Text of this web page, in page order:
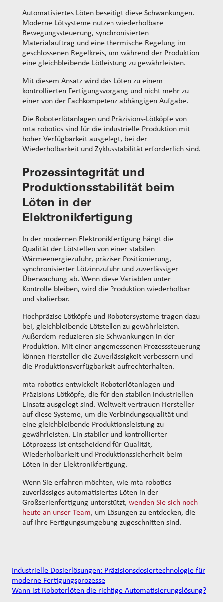
Automatisiertes Löten beseitigt diese Schwankungen.
Moderne Lötsysteme nutzen wiederholbare
Bewegungssteuerung, synchronisierten
Materialauftrag und eine thermische Regelung im
geschlossenen Regelkreis, um während der Produktion
eine gleichbleibende Lötleistung zu gewährleisten.
Mit diesem Ansatz wird das Löten zu einem
kontrollierten Fertigungsvorgang und nicht mehr zu
einer von der Fachkompetenz abhängigen Aufgabe.
Die Roboterlötanlagen und Präzisions-Lötköpfe von
mta robotics sind für die industrielle Produktion mit
hoher Verfügbarkeit ausgelegt, bei der
Wiederholbarkeit und Zyklusstabilität erforderlich sind.
Prozessintegrität und
Produktionsstabilität beim
Löten in der
Elektronikfertigung
In der modernen Elektronikfertigung hängt die
Qualität der Lötstellen von einer stabilen
Wärmeenergiezufuhr, präziser Positionierung,
synchronisierter Lötzinnzufuhr und zuverlässiger
Überwachung ab. Wenn diese Variablen unter
Kontrolle bleiben, wird die Produktion wiederholbar
und skalierbar.
Hochpräzise Lötköpfe und Robotersysteme tragen dazu
bei, gleichbleibende Lötstellen zu gewährleisten.
Außerdem reduzieren sie Schwankungen in der
Produktion. Mit einer angemessenen Prozesssteuerung
können Hersteller die Zuverlässigkeit verbessern und
die Produktionsverfügbarkeit aufrechterhalten.
mta robotics entwickelt Roboterlötanlagen und
Präzisions-Lötköpfe, die für den stabilen industriellen
Einsatz ausgelegt sind. Weltweit vertrauen Hersteller
auf diese Systeme, um die Verbindungsqualität und
eine gleichbleibende Produktionsleistung zu
gewährleisten. Ein stabiler und kontrollierter
Lötprozess ist entscheidend für Qualität,
Wiederholbarkeit und Produktionssicherheit beim
Löten in der Elektronikfertigung.
Wenn Sie erfahren möchten, wie mta robotics
zuverlässiges automatisiertes Löten in der
Großserienfertigung unterstützt, wenden Sie sich noch
heute an unser Team, um Lösungen zu entdecken, die
auf Ihre Fertigungsumgebung zugeschnitten sind.
Industrielle Dosierlösungen: Präzisionsdosiertechnologie für
moderne Fertigungsprozesse
Wann ist Roboterlöten die richtige Automatisierungslösung?